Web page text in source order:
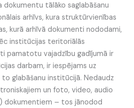
dokumentu tālāko saglabāšanu
arhīvs, kura struktūrvienības
kurā arhīvā dokumenti nododami,
institūcijas teritoriālās
pamatotu vajadzību gadījumā ir
darbam, ir iespējams uz
glabāšanu institūcijā. Nedaudz
un foto, video, audio
dokumentiem – tos jānodod